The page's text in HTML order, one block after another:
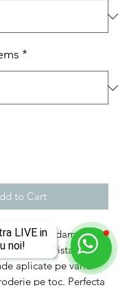
LIVE in
noi!
*
to Cart
Pantofi toc dama,
, cu cristale pe
aplicate pe varful
pe toc. Perfecta